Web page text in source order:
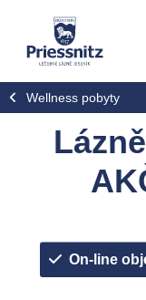
Wellness pobyty
On-line